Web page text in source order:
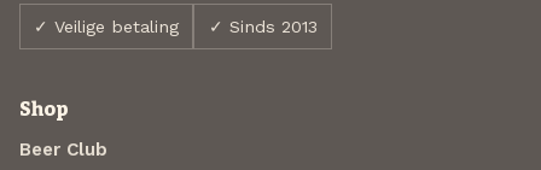
✓ Veilige betaling ✓ Sinds 2013
Shop
Beer Club